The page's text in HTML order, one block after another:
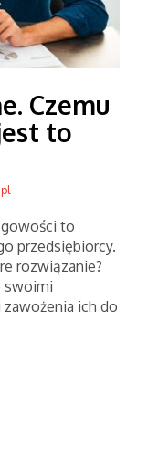
Czemu
to
to
przedsiębiorcy.
rozwiązanie?
swoimi
ich do